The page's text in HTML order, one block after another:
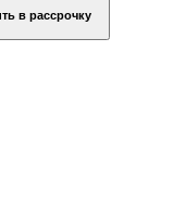
в рассрочку